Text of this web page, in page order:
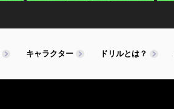
キャラクター ドリルとは？